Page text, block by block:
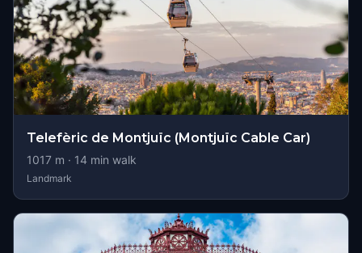
Telefèric de Montjuïc (Montjuïc Cable Car)
1017 m · 14 min walk
Landmark